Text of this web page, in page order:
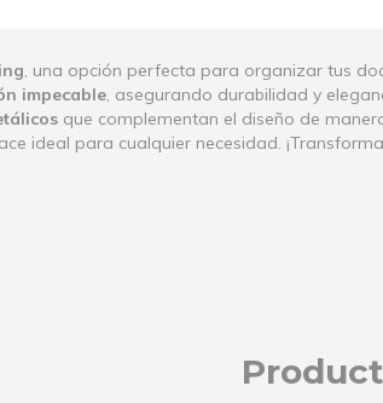
, una opción perfecta para organizar tus
impecable, asegurando durabilidad y
que complementan el diseño de
ideal para cualquier necesidad.